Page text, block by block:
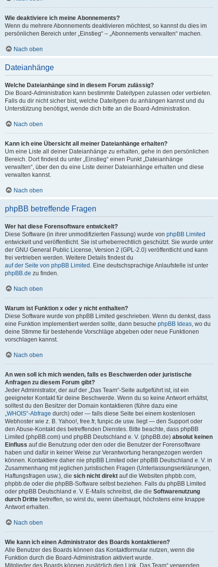
Wie deaktiviere ich meine Abonnements?
Wenn du mehrere Abonnements deaktivieren möchtest, so kannst du dies im
persönlichen Bereich unter „Einstieg“ – „Abonnements verwalten“ machen.
Nach oben
Dateianhänge
Welche Dateianhänge sind in diesem Forum zulässig?
Die Board-Administration kann bestimmte Dateitypen zulassen oder verbieten.
Falls du dir nicht sicher bist, welche Dateitypen du anhängen kannst und du
Unterstützung benötigst, wende dich bitte an die Board-Administration.
Nach oben
Kann ich eine Übersicht all meiner Dateianhänge erhalten?
Um eine Liste all deiner Dateianhänge zu erhalten, gehe in den persönlichen
Bereich. Dort findest du unter „Einstieg“ einen Punkt „Dateianhänge
verwalten“, über den du eine Liste deiner Dateianhänge erhalten und diese
verwalten kannst.
Nach oben
phpBB betreffende Fragen
Wer hat diese Forensoftware entwickelt?
Diese Software (in ihrer unmodifizierten Fassung) wurde von phpBB Limited
entwickelt und veröffentlicht. Sie ist urheberrechtlich geschützt. Sie wurde unter
der GNU General Public License, Version 2 (GPL-2.0) veröffentlicht und kann
frei vertrieben werden. Weitere Details findest du
auf der Seite von phpBB Limited . Eine deutschsprachige Anlaufstelle ist unter
phpBB.de zu finden.
Nach oben
Warum ist Funktion x oder y nicht enthalten?
Diese Software wurde von phpBB Limited geschrieben. Wenn du denkst, dass
eine Funktion implementiert werden sollte, dann besuche phpBB Ideas, wo du
deine Stimme für bestehende Vorschläge abgeben oder neue Funktionen
vorschlagen kannst.
Nach oben
An wen soll ich mich wenden, falls es Beschwerden oder juristische
Anfragen zu diesem Forum gibt?
Jeder Administrator, der auf der „Das Team“-Seite aufgeführt ist, ist ein
geeigneter Kontakt für deine Beschwerde. Wenn du so keine Antwort erhältst,
solltest du den Besitzer der Domain kontaktieren (führe dazu eine
„WHOIS“-Abfrage durch) oder — falls diese Seite bei einem kostenlosen
Webhoster wie z. B. Yahoo!, free.fr, funpic.de usw. liegt — den Support oder
den Abuse-Kontakt des betreffenden Dienstes. Bitte beachte, dass phpBB
Limited (phpBB.com) und phpBB Deutschland e. V. (phpBB.de) absolut keinen
Einfluss auf die Benutzung oder den oder die Benutzer der Forensoftware
haben und dafür in keiner Weise zur Verantwortung herangezogen werden
können. Kontaktiere daher nie phpBB Limited oder phpBB Deutschland e. V. in
Zusammenhang mit jeglichen juristischen Fragen (Unterlassungserklärungen,
Haftungsfragen usw.), die sich nicht direkt auf die Websiten phpbb.com,
phpbb.de oder die phpBB-Software selbst beziehen. Falls du phpBB Limited
oder phpBB Deutschland e. V. E-Mails schreibst, die die Softwarenutzung
durch Dritte betreffen, so wirst du, wenn überhaupt, höchstens eine knappe
Antwort erhalten.
Nach oben
Wie kann ich einen Administrator des Boards kontaktieren?
Alle Benutzer des Boards können das Kontaktformular nutzen, wenn die
Funktion durch die Board-Administration aktiviert wurde.
Mitglieder des Boards können zusätzlich den Link „Das Team“ verwenden.